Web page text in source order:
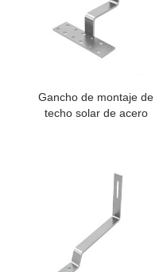
Gancho de montaje de
techo solar de acero